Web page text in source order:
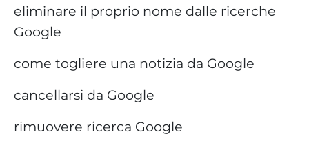
eliminare il proprio nome dalle ricerche
Google
come togliere una notizia da Google
cancellarsi da Google
rimuovere ricerca Google